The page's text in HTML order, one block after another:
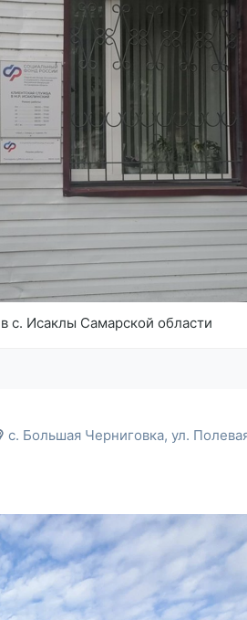
с. Исаклы Самарской области
с. Большая Черниговка, ул.